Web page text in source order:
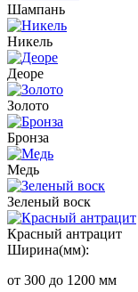
Шампань
Никель
Деоре
Золото
Бронза
Медь
Зеленый воск
Красный антрацит
Ширина(мм):
от 300 до 1200 мм